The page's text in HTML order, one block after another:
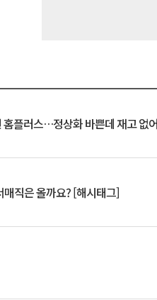
홈플러스…정상화 바쁜데 재고 없
직은 올까요? [해시태그]